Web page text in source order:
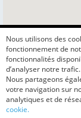
Nous utilisons des
fonctionnement de
fonctionnalités
d’analyser notre trafic.
Nous partageons
votre navigation sur
analytiques et de
cookie.